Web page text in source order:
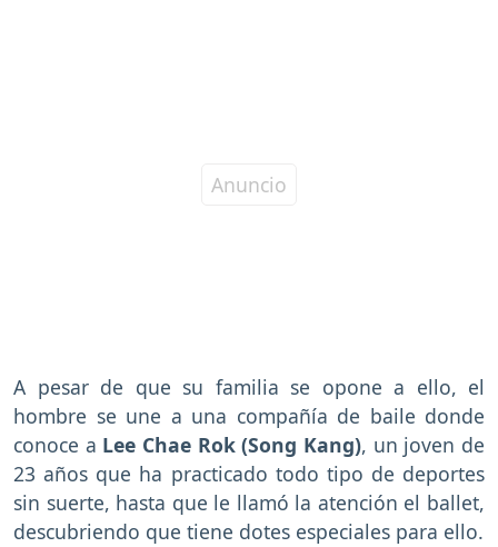
A pesar de que su familia se opone a ello, el
hombre se une a una compañía de baile donde
conoce a Lee Chae Rok (Song Kang), un joven de
23 años que ha practicado todo tipo de deportes
sin suerte, hasta que le llamó la atención el ballet,
descubriendo que tiene dotes especiales para ello.